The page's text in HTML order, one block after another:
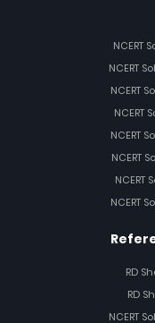
NCERT
NCERT
NCERT
NCERT
NCERT
NCERT
NCERT
RD
RD
NCERT